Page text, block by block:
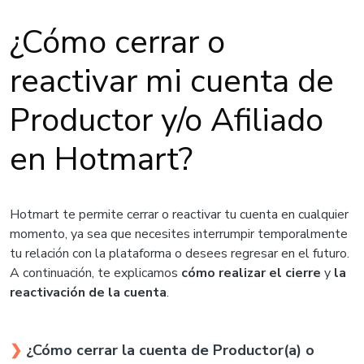
¿Cómo cerrar o
reactivar mi cuenta de
Productor y/o Afiliado
en Hotmart?
Hotmart te permite cerrar o reactivar tu cuenta en cualquier
momento, ya sea que necesites interrumpir temporalmente
tu relación con la plataforma o desees regresar en el futuro.
A continuación, te explicamos cómo realizar el cierre y la
reactivación de la cuenta.
❯ ¿Cómo cerrar la cuenta de Productor(a) o